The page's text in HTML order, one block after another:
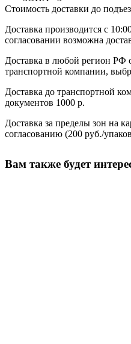
Стоимость доставки до
Доставка производится с
согласовании возможна
Доставка в любой регион РФ
транспортной компании,
Доставка до транспортной
документов 1000 р.
Доставка за пределы зон на
согласованию (200 руб./
Вам также будет